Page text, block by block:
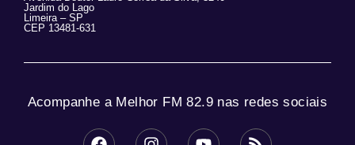
Jardim do Lago
Limeira – SP
CEP 13481-631
Acompanhe a Melhor FM 82.9 nas redes sociais